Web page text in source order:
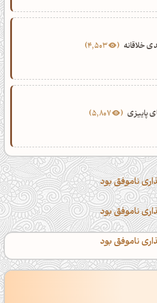
خلاقانه 4,503
پاییزی 5,807
ناموفق بود
ناموفق بود
ناموفق بود